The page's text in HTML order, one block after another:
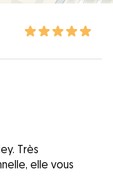
Très
elle vous